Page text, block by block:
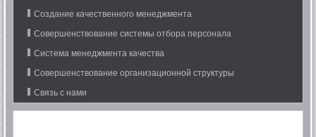
Создание качественного менеджмента
Совершенствование системы отбора персонала
Система менеджмента качества
Совершенствование организационной структуры
Связь с нами